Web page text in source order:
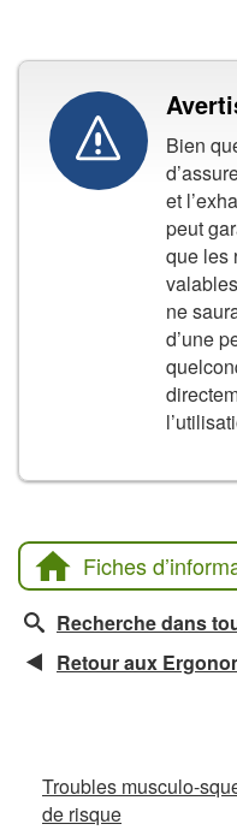
Bien
et
peut
que les
ne
d’une
Fiches
Recherche dans
Retour aux
Troubles musculo-
de risque